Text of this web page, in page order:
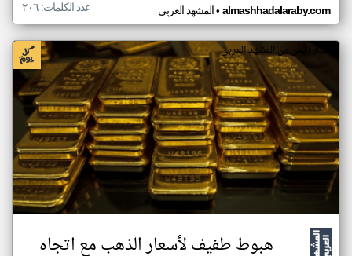
المشهد العربي• almashhadalaraby.com عدد الكلمات: ٢٠٦
اخبار اليمن من المشهد العربي
هبوط طفيف لأسعار الذهب مع اتجاه